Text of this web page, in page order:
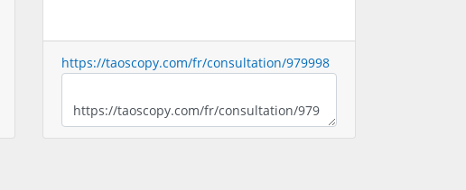
https://taoscopy.com/fr/consultation/979998